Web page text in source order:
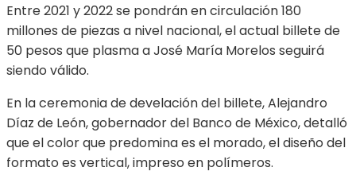
Entre 2021 y 2022 se pondrán en circulación 180
millones de piezas a nivel nacional, el actual billete de
50 pesos que plasma a José María Morelos seguirá
siendo válido.
En la ceremonia de develación del billete, Alejandro
Díaz de León, gobernador del Banco de México, detalló
que el color que predomina es el morado, el diseño del
formato es vertical, impreso en polímeros.